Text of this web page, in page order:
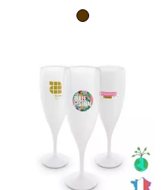
Marron